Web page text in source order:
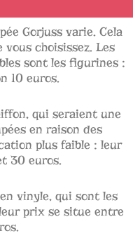
Gorjuss varie. Cela
vous choisissez. Les
sont les figurines :
10 euros.
qui seraient une
en raison des
plus faible : leur
30 euros.
vinyle, qui sont les
prix se situe entre